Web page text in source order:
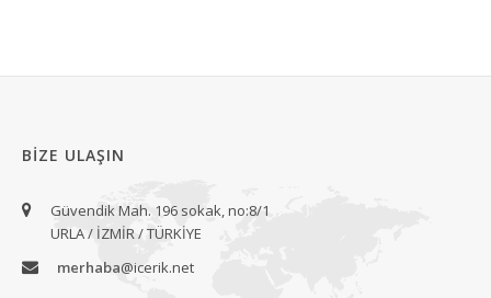
BIZE ULAŞIN
Güvendik Mah. 196 sokak, no:8/1
URLA / İZMİR / TÜRKİYE
merhaba@icerik.net